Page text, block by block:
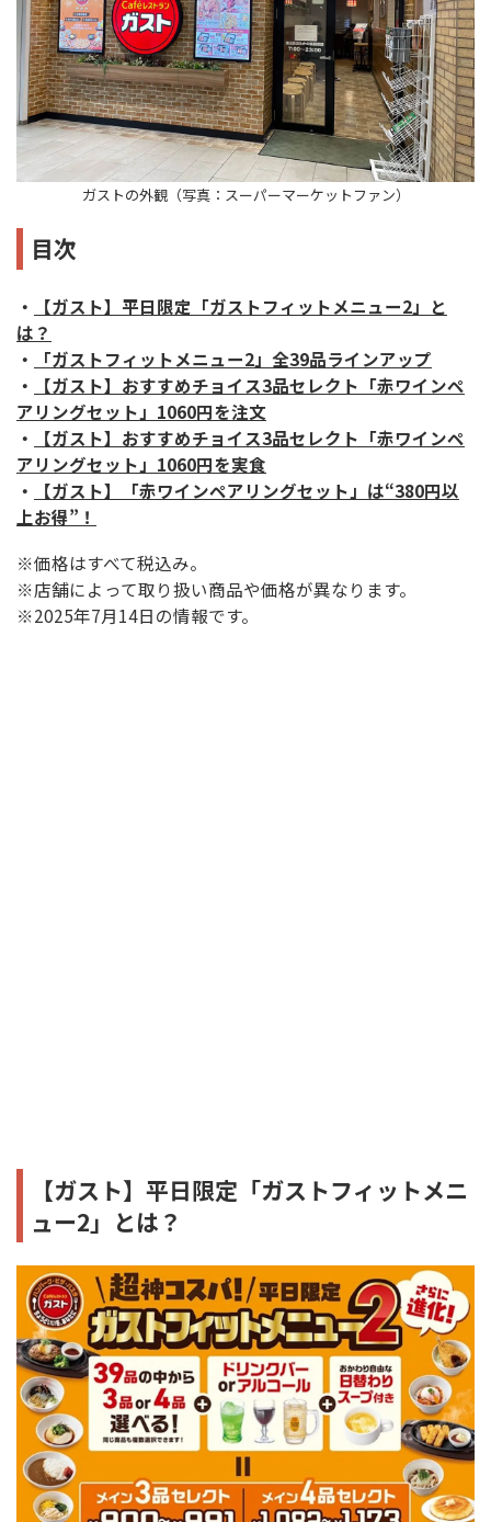
ガストの外観（写真：スーパーマーケットファン）
目次
・
【ガスト】平日限定「ガストフィットメニュー2」と
は？
・
「ガストフィットメニュー2」全39品ラインアップ
・
【ガスト】おすすめチョイス3品セレクト「赤ワインペ
アリングセット」1060円を注文
・
【ガスト】おすすめチョイス3品セレクト「赤ワインペ
アリングセット」1060円を実食
・
【ガスト】「赤ワインペアリングセット」は“380円以
上お得”！
※価格はすべて税込み。
※店舗によって取り扱い商品や価格が異なります。
※2025年7月14日の情報です。
【ガスト】平日限定「ガストフィットメニ
ュー2」とは？